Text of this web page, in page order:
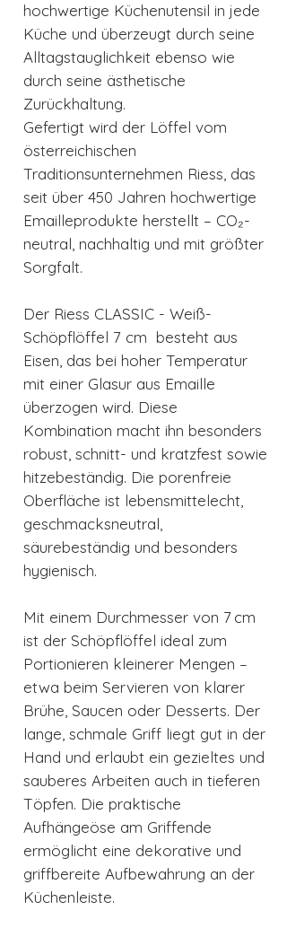
hochwertige Küchenutensil in jede
Küche und überzeugt durch seine
Alltagstauglichkeit ebenso wie
durch seine ästhetische
Zurückhaltung.
Gefertigt wird der Löffel vom
österreichischen
Traditionsunternehmen Riess, das
seit über 450 Jahren hochwertige
Emailleprodukte herstellt – CO₂-
neutral, nachhaltig und mit größter
Sorgfalt.
Der Riess CLASSIC - Weiß-
Schöpflöffel 7 cm besteht aus
Eisen, das bei hoher Temperatur
mit einer Glasur aus Emaille
überzogen wird. Diese
Kombination macht ihn besonders
robust, schnitt- und kratzfest sowie
hitzebeständig. Die porenfreie
Oberfläche ist lebensmittelecht,
geschmacksneutral,
säurebeständig und besonders
hygienisch.
Mit einem Durchmesser von 7 cm
ist der Schöpflöffel ideal zum
Portionieren kleinerer Mengen –
etwa beim Servieren von klarer
Brühe, Saucen oder Desserts. Der
lange, schmale Griff liegt gut in der
Hand und erlaubt ein gezieltes und
sauberes Arbeiten auch in tieferen
Töpfen. Die praktische
Aufhängeöse am Griffende
ermöglicht eine dekorative und
griffbereite Aufbewahrung an der
Küchenleiste.